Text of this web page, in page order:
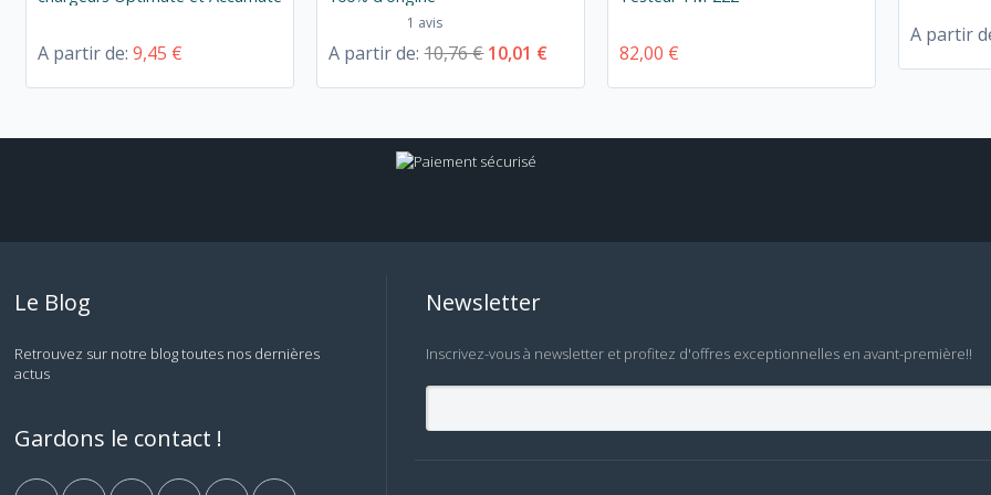
A partir de:9,45 €
1 avis
A partir de:10,76 € 10,01 € 82,00 €
A partir
Le Blog
Retrouvez sur notre blog toutes nos dernières
actus
Gardons le contact !
Newsletter
Inscrivez-vous à newsletter et profitez d'offres exceptionnelles en avant-première!!